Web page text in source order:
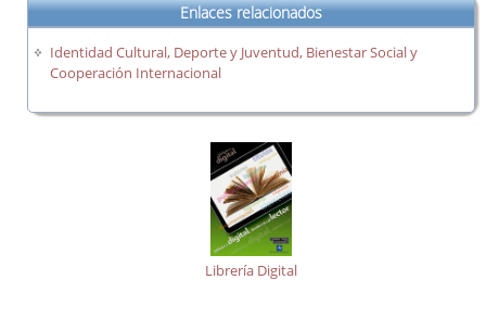
Enlaces relacionados
Identidad Cultural, Deporte y Juventud, Bienestar Social y
Cooperación Internacional
Librería Digital